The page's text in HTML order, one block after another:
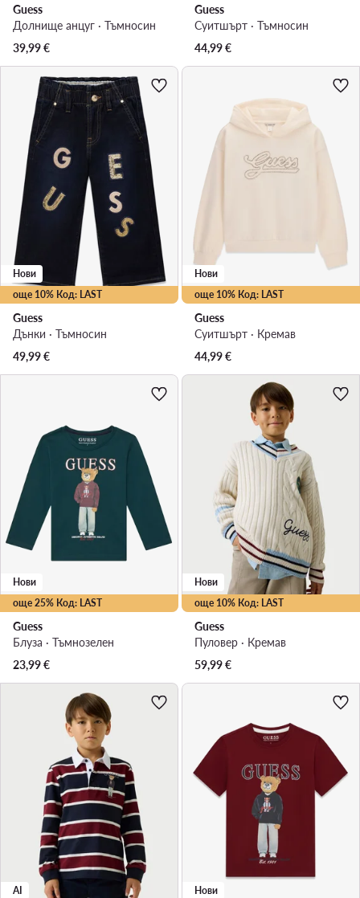
Guess
Долнище анцуг · Тъмносин
39,99€
Guess
Суитшърт · Тъмносин
44,99€
още 10% Код: LAST
Нови
Guess
Дънки · Тъмносин
49,99€
още 10% Код: LAST
Нови
Guess
Суитшърт · Кремав
44,99€
още 25% Код: LAST
Нови
Guess
Блуза · Тъмнозелен
23,99€
още 10% Код: LAST
Нови
Guess
Пуловер · Кремав
59,99€
AI Нови